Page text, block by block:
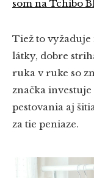
som na Tchibo
Tiež to vyžaduje
látky, dobre
ruka v ruke so
značka
pestovania aj
za tie peniaze.